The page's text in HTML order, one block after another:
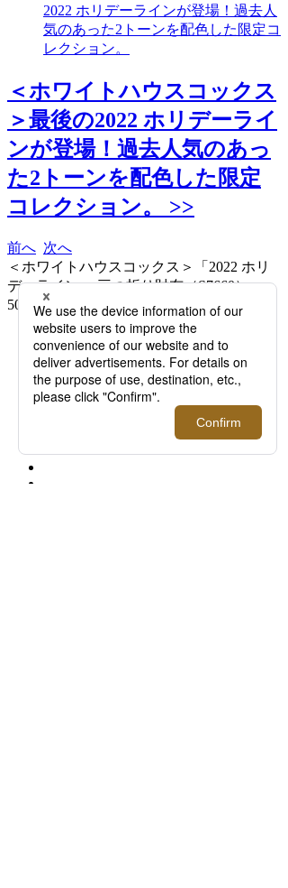
2022 ホリデーラインが登場！過去人
気のあった2トーンを配色した限定コ
レクション。
＜ホワイトハウスコックス
＞最後の2022 ホリデーライ
ンが登場！過去人気のあっ
た2トーンを配色した限定
コレクション。 >>
前へ 次へ
＜ホワイトハウスコックス＞「2022 ホリ
デーライン」 三つ折り財布（S7660）
50,600円